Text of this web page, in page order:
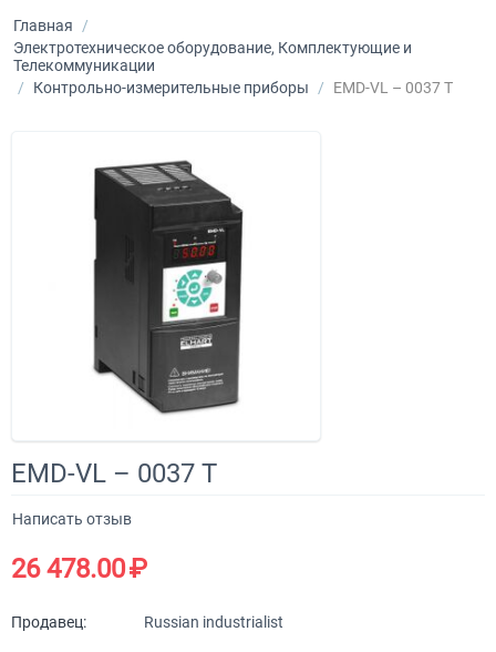
Главная
/
Электротехническое оборудование, Комплектующие и
Телекоммуникации
/
Контрольно-измерительные приборы / ​EMD-VL – 0037 T
​EMD-VL – 0037 T
Написать отзыв
26 478.00₽
Продавец: Russian industrialist